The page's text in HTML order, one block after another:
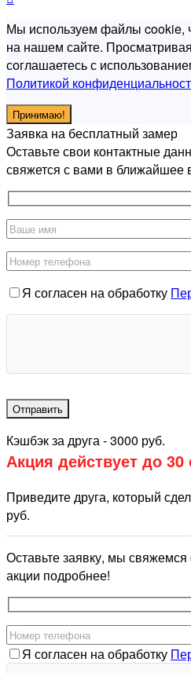
Мы используем файлы cookie,
на нашем сайте.
соглашаетесь с
Политикой
Принимаю!
Заявка на бесплатный замер
Оставьте свои контактные
свяжется с вами в ближайшее
Я согласен на обработку
Кэшбэк за друга - 3000 руб.
Акция действует до 30
Приведите друга, который
руб.
Оставьте заявку, мы
акции подробнее!
Я согласен на обработку